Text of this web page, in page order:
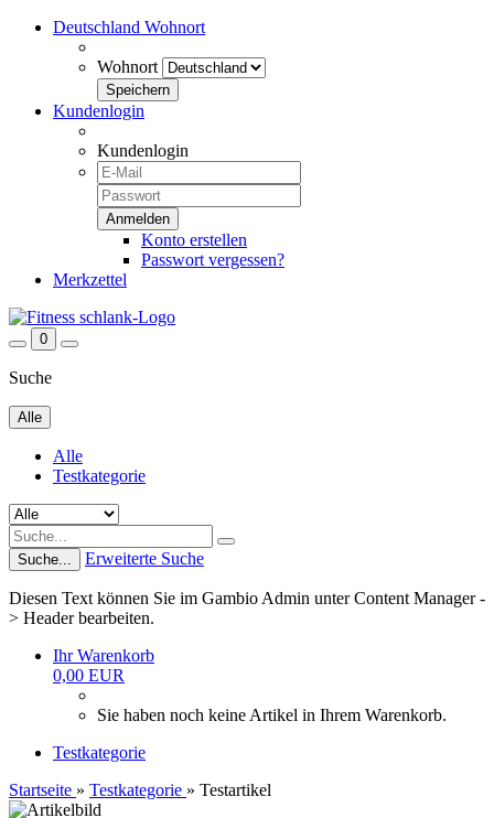
Deutschland Wohnort
Wohnort
Kundenlogin
Kundenlogin
Konto erstellen
Passwort vergessen?
Merkzettel
0
Suche
Alle
Alle
Testkategorie
Suche... Erweiterte Suche
Diesen Text können Sie im Gambio Admin unter Content Manager -
> Header bearbeiten.
Ihr Warenkorb
0,00 EUR
Sie haben noch keine Artikel in Ihrem Warenkorb.
Testkategorie
Startseite » Testkategorie » Testartikel